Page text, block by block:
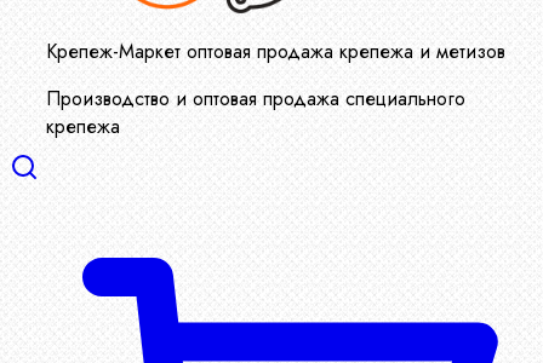
Крепеж-Маркет оптовая продажа крепежа и метизов
Производство и оптовая продажа специального
крепежа